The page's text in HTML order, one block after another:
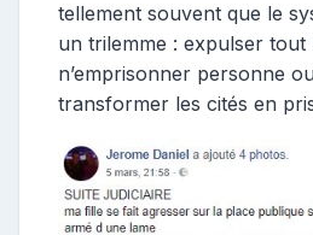
tellement souvent que le
un trilemme : expulser tout
n’emprisonner personne
transformer les cités en